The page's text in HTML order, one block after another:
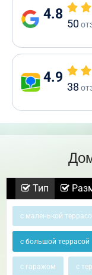
4.8
50
4.9
38
Тип
с маленькой
с большой террасой
с гаражом с